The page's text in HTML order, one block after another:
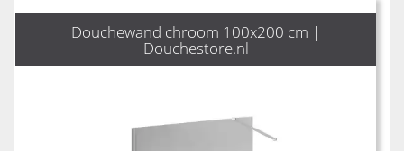
Douchewand chroom 100x200 cm |
Douchestore.nl